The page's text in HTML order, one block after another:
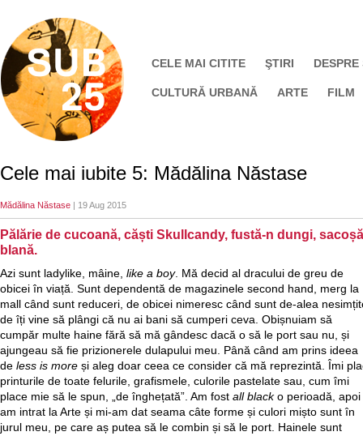
CELE MAI CITITE ŞTIRI DESPRE
CULTURĂ URBANĂ ARTE FILM
Cele mai iubite 5: Mădălina Năstase
Mădălina Năstase | 19 Aug 2015
Pălărie de cucoană, căști Skullcandy, fustă-n dungi,
blană.
Azi sunt ladylike, mâine, like a boy. Mă decid al dracului de greu de
obicei în viață. Sunt dependentă de magazinele second hand, merg la
mall când sunt reduceri, de obicei nimeresc când sunt de-alea
de îți vine să plângi că nu ai bani să cumperi ceva. Obișnuiam să
cumpăr multe haine fără să mă gândesc dacă o să le port sau nu, și
ajungeau să fie prizionerele dulapului meu. Până când am prins ideea
de less is more și aleg doar ceea ce consider că mă reprezintă. Îmi
printurile de toate felurile, grafismele, culorile pastelate sau, cum îmi
place mie să le spun, „de înghețată”. Am fost all blacko perioadă, apoi
am intrat la Arte și mi-am dat seama câte forme și culori mișto sunt în
jurul meu, pe care aș putea să le combin și să le port. Hainele sunt